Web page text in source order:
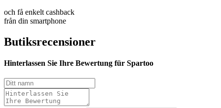
och få enkelt cashback
från din smartphone
Butiksrecensioner
Hinterlassen Sie Ihre Bewertung für Spartoo